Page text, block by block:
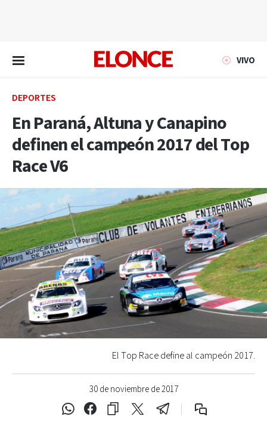
VIVO
DEPORTES
En Paraná, Altuna y Canapino
definen el campeón 2017 del Top
Race V6
30 de noviembre de 2017
El Top Race define al campeón 2017.